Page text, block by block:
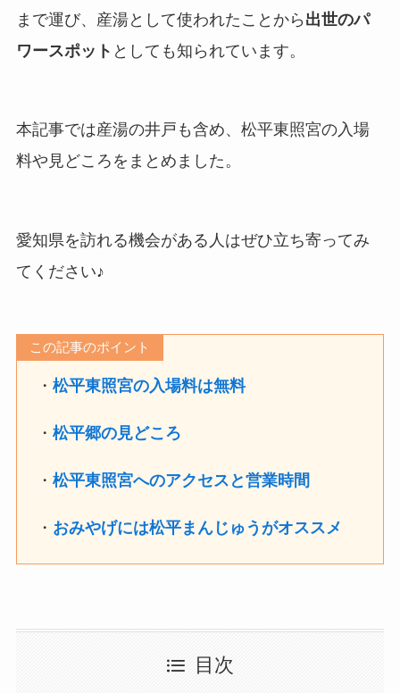
まで運び、産湯として使われたことから 出世のパ
ワースポット としても知られています。
本記事では産湯の井戸も含め、松平東照宮の入場
料や見どころをまとめました。
愛知県を訪れる機会がある人はぜひ立ち寄ってみ
てください♪
この記事のポイント
・松平東照宮の入場料は無料
・松平郷の見どころ
・松平東照宮へのアクセスと営業時間
・ おみやげには松平まんじゅうがオススメ
目次